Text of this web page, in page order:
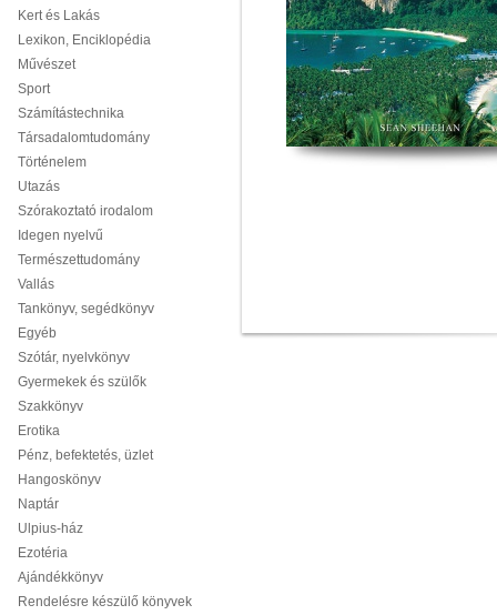
Kert és Lakás
Lexikon, Enciklopédia
Művészet
Sport
Számítástechnika
Társadalomtudomány
Történelem
Utazás
Szórakoztató irodalom
Idegen nyelvű
Természettudomány
Vallás
Tankönyv, segédkönyv
Egyéb
Szótár, nyelvkönyv
Gyermekek és szülők
Szakkönyv
Erotika
Pénz, befektetés, üzlet
Hangoskönyv
Naptár
Ulpius-ház
Ezotéria
Ajándékkönyv
Rendelésre készülő könyvek